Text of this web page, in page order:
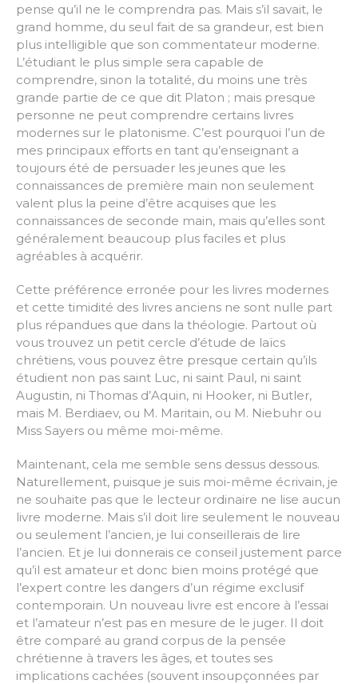
pense qu’il ne le comprendra pas. Mais s’il savait, le
grand homme, du seul fait de sa grandeur, est bien
plus intelligible que son commentateur moderne.
L’étudiant le plus simple sera capable de
comprendre, sinon la totalité, du moins une très
grande partie de ce que dit Platon ; mais presque
personne ne peut comprendre certains livres
modernes sur le platonisme. C’est pourquoi l’un de
mes principaux efforts en tant qu’enseignant a
toujours été de persuader les jeunes que les
connaissances de première main non seulement
valent plus la peine d’être acquises que les
connaissances de seconde main, mais qu’elles sont
généralement beaucoup plus faciles et plus
agréables à acquérir.
Cette préférence erronée pour les livres modernes
et cette timidité des livres anciens ne sont nulle part
plus répandues que dans la théologie. Partout où
vous trouvez un petit cercle d’étude de laïcs
chrétiens, vous pouvez être presque certain qu’ils
étudient non pas saint Luc, ni saint Paul, ni saint
Augustin, ni Thomas d’Aquin, ni Hooker, ni Butler,
mais M. Berdiaev, ou M. Maritain, ou M. Niebuhr ou
Miss Sayers ou même moi-même.
Maintenant, cela me semble sens dessus dessous.
Naturellement, puisque je suis moi-même écrivain, je
ne souhaite pas que le lecteur ordinaire ne lise aucun
livre moderne. Mais s’il doit lire seulement le nouveau
ou seulement l’ancien, je lui conseillerais de lire
l’ancien. Et je lui donnerais ce conseil justement parce
qu’il est amateur et donc bien moins protégé que
l’expert contre les dangers d’un régime exclusif
contemporain. Un nouveau livre est encore à l’essai
et l’amateur n’est pas en mesure de le juger. Il doit
être comparé au grand corpus de la pensée
chrétienne à travers les âges, et toutes ses
implications cachées (souvent insoupçonnées par